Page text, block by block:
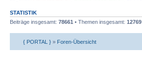
STATISTIK
Beiträge insgesamt: 78661 • Themen insgesamt: 12769
{ PORTAL } » Foren-Übersicht